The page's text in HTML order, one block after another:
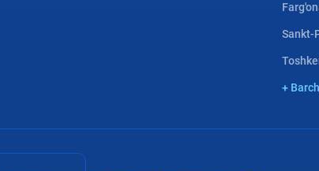
Sankt-
+